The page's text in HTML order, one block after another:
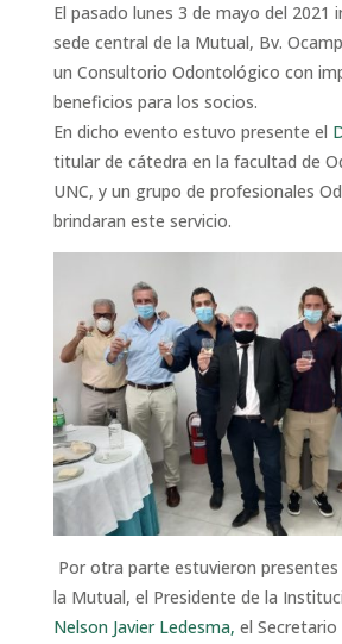
El pasado lunes 3 de mayo del 2021
sede central de la Mutual, Bv.
un Consultorio Odontológico con
beneficios para los socios.
En dicho evento estuvo presente el
titular de cátedra en la facultad de
UNC, y un grupo de profesionales
brindaran este servicio.
Por otra parte estuvieron
la Mutual, el Presidente de la
Nelson Javier Ledesma, el